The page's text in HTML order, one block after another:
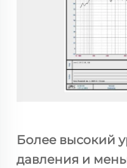
Более высокий
давления и